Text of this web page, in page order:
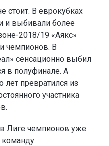
стоит. В еврокубках
и выбивали более
2018/19 «Аякс»
чемпионов. В
сенсационно выбил
в полуфинале. А
лет превратился из
участника
Лиге чемпионов уже